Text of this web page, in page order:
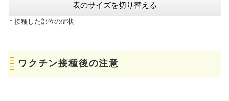
表のサイズを切り替える
＊接種した部位の症状
ワクチン接種後の注意